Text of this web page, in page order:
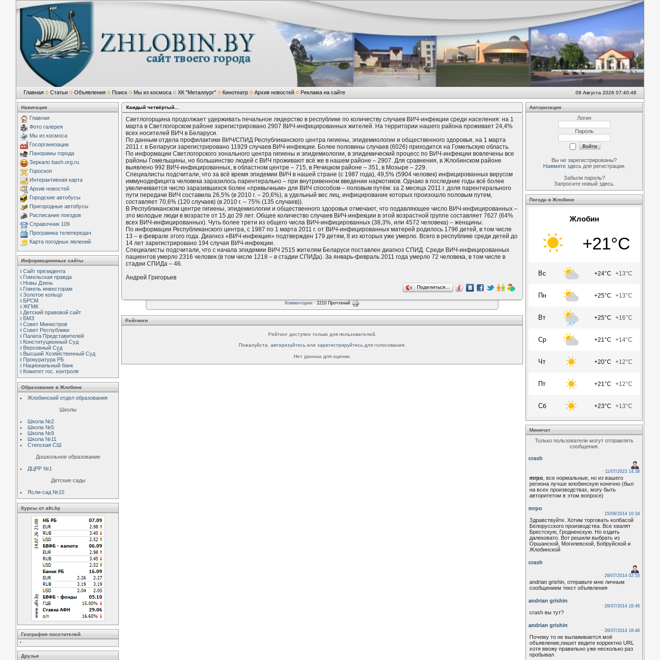
Главная Статьи Объявления Поиск Мы из космоса ХК "Металлург" Кинотеатр Архив новостей Реклама на сайте 09 Августа 2026 07:40:48
Навигация
Главная
Фото галерея
Мы из космоса
Госорганизации
Панорамы города
Зеркало bash.org.ru
Гороскоп
Интерактивная карта
Архив новостей
Городские автобусы
Пригородные автобусы
Расписание поездов
Справочник 109
Программа телепередач
Карта погодных явлений
Информационные сайты
Сайт президента
Гомельская правда
Новы Дзень
Гомель инвесторам
Золотое кольцо
БРСМ
ЖГМК
Детский правовой сайт
БМЗ
Совет Министров
Совет Республики
Палата Представителей
Конституционный Cуд
Верховный Cуд
Высший Хозяйственный Суд
Прокуратура РБ
Национальный банк
Комитет гос. контроля
Образование в Жлобине
Жлобинский отдел образования
Школы
Школа №2
Школа №5
Школа №9
Школа №11
Степская СШ
Дошкольное образование
ДЦРР №1
Детские сады
Ясли-сад №15
Курсы от afn.by
География посетителей
Друзья
Каждый четвёртый…
Светлогорщина продолжает удерживать печальное лидерство в республике по количеству случаев ВИЧ-инфекции среди населения: на 1
марта в Светлогорском районе зарегистрировано 2907 ВИЧ-инфицированных жителей. На территории нашего района проживает 24,4%
всех носителей ВИЧ в Беларуси.
По данным отдела профилактики ВИЧ/СПИД Республиканского центра гигиены, эпидемиологии и общественного здоровья, на 1 марта
2011 г. в Беларуси зарегистрировано 11929 случаев ВИЧ-инфекции. Более половины случаев (6026) приходится на Гомельскую область.
По информации Светлогорского зонального центра гигиены и эпидемиологии, в эпидемический процесс по ВИЧ-инфекции вовлечены все
районы Гомельщины, но большинство людей с ВИЧ проживают всё же в нашем районе – 2907. Для сравнения, в Жлобинском районе
выявлено 992 ВИЧ-инфицированных, в областном центре – 715, в Речицком районе – 351, в Мозыре – 229.
Специалисты подсчитали, что за всё время эпидемии ВИЧ в нашей стране (с 1987 года), 49,5% (5904 человек) инфицированных вирусом
иммунодефицита человека заразилось парентерально – при внутривенном введении наркотиков. Однако в последние годы всё более
увеличивается число заразившихся более «привычным» для ВИЧ способом – половым путём: за 2 месяца 2011 г. доля парентерального
пути передачи ВИЧ составила 26,5% (в 2010 г. – 20,6%), а удельный вес лиц, инфицирование которых произошло половым путем,
составляет 70,6% (120 случаев) (в 2010 г. – 75% (135 случаев)).
В Республиканском центре гигиены, эпидемиологии и общественного здоровья отмечают, что подавляющее число ВИЧ-инфицированных –
это молодые люди в возрасте от 15 до 29 лет. Общее количество случаев ВИЧ-инфекции в этой возрастной группе составляет 7627 (64%
всех ВИЧ-инфицированных). Чуть более трети из общего числа ВИЧ-инфицированных (38,3%, или 4572 человека) – женщины.
По информации Республиканского центра, с 1987 по 1 марта 2011 г. от ВИЧ-инфицированных матерей родилось 1796 детей, в том числе
13 – в феврале этого года. Диагноз «ВИЧ-инфекция» подтвержден 179 детям, 8 из которых уже умерло. Всего в республике среди детей до
14 лет зарегистрировано 194 случая ВИЧ-инфекции.
Специалисты подсчитали, что с начала эпидемии ВИЧ 2515 жителям Беларуси поставлен диагноз СПИД. Среди ВИЧ-инфицированных
пациентов умерло 2316 человек (в том числе 1218 – в стадии СПИДа). За январь-февраль 2011 года умерло 72 человека, в том числе в
стадии СПИДа – 46.
Андрей Григорьев
Поделиться…
Комментарии · 2210 Прочтений
Рейтинги
Рейтинг доступен только для пользователей.
Пожалуйста, авторизуйтесь или зарегистрируйтесь для голосования.
Нет данных для оценки.
Авторизация
Логин
Пароль
Вы не зарегистрированы?
Нажмите здесьдля регистрации.
Забыли пароль?
Запросите новый здесь.
Погода в Жлобине
Жлобин
+21°C
Вс +24°C +13°C
Пн +25°C +13°C
Вт +25°C +16°C
Ср +21°C +14°C
Чт +20°C +12°C
Пт +21°C +12°C
Сб +23°C +13°C
Миничат
Только пользователи могут отправлять
сообщения.
crash
· 11/07/2023 14:38
mrpo , все нормальные, но из вашего
региона лучше жлобинскую конечно (был
на всех производствах, могу быть
авторитетом в этом вопросе)
mrpo
· 15/09/2014 10:34
Здравствуйте. Хотим торговать колбасой
Белорусского производства. Все хвалят
Брестскую, Гродненскую. Но ездить
далековато. Вот решили выбрать из
Оршанской, Могилевской, Бобруйской и
Жлобинской
crash
· 28/07/2014 02:55
andrian grishin, отправьте мне личным
сообщением текст объявления
andrian grishin
· 26/07/2014 18:46
crash вы тут?
andrian grishin
· 26/07/2014 18:46
Почему то не вылаживается моё
объявление,пишет ввдите корректно URL
хотя ввожу правильно уже несколько раз
пробывал